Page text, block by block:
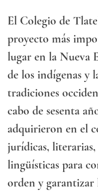
El Colegio de
proyecto más
lugar en la Nueva
de los indígenas y
tradiciones
cabo de sesenta
adquirieron en el
jurídicas,
lingüísticas para
orden y